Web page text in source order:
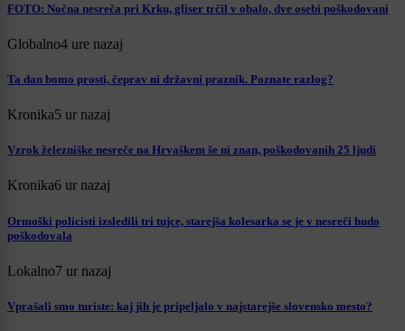
FOTO: Nočna nesreča pri Krku, gliser trčil v obalo, dve osebi poškodovani
Globalno4 ure nazaj
Ta dan bomo prosti, čeprav ni državni praznik. Poznate razlog?
Kronika5 ur nazaj
Vzrok železniške nesreče na Hrvaškem še ni znan, poškodovanih 25 ljudi
Kronika6 ur nazaj
Ormoški policisti izsledili tri tujce, starejša kolesarka se je v nesreči hudo
poškodovala
Lokalno7 ur nazaj
Vprašali smo turiste: kaj jih je pripeljalo v najstarejše slovensko mesto?